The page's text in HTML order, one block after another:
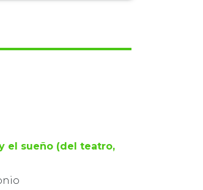
el sueño (del teatro,